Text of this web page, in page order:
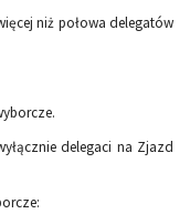
niż połowa delega­tów
delegaci na Zjazd